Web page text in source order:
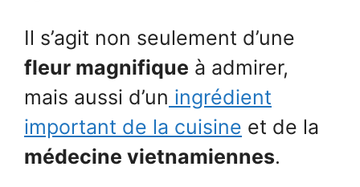
Il s’agit non seulement d’une
fleur magnifique à admirer,
mais aussi d’un ingrédient
important de la cuisine et de la
médecine vietnamiennes.